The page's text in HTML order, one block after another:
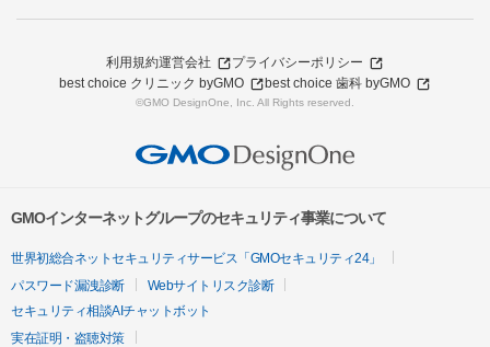
利用規約運営会社
プライバシーポリシー
best choice クリニック byGMO
best choice 歯科 byGMO
©GMO DesignOne, Inc. All Rights reserved.
GMOインターネットグループのセキュリティ事業について
世界初総合ネットセキュリティサービス「GMOセキュリティ24」
パスワード漏洩診断
Webサイトリスク診断
セキュリティ相談AIチャットボット
実在証明・盗聴対策